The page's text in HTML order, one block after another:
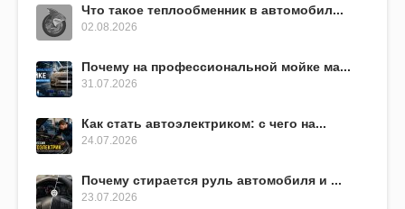
Что такое теплообменник в автомобил...
02.08.2026
Почему на профессиональной мойке ма...
31.07.2026
Как стать автоэлектриком: с чего на...
24.07.2026
Почему стирается руль автомобиля и ...
23.07.2026